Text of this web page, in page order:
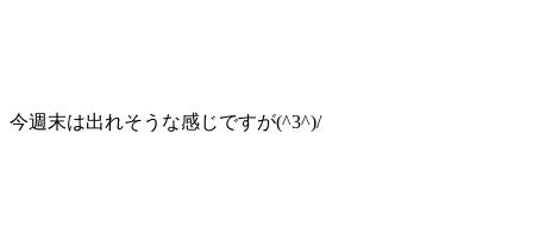
今週末は出れそうな感じですが(^3^)/